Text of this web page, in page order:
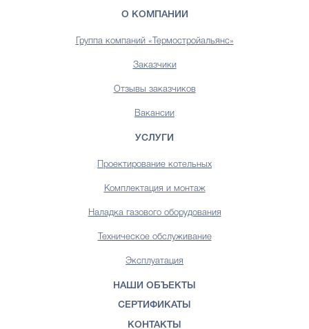
О КОМПАНИИ
Группа компаний «Термостройальянс»
Заказчики
Отзывы заказчиков
Вакансии
УСЛУГИ
Проектирование котельных
Комплектация и монтаж
Наладка газового оборудования
Техническое обслуживание
Эксплуатация
НАШИ ОБЪЕКТЫ
СЕРТИФИКАТЫ
КОНТАКТЫ